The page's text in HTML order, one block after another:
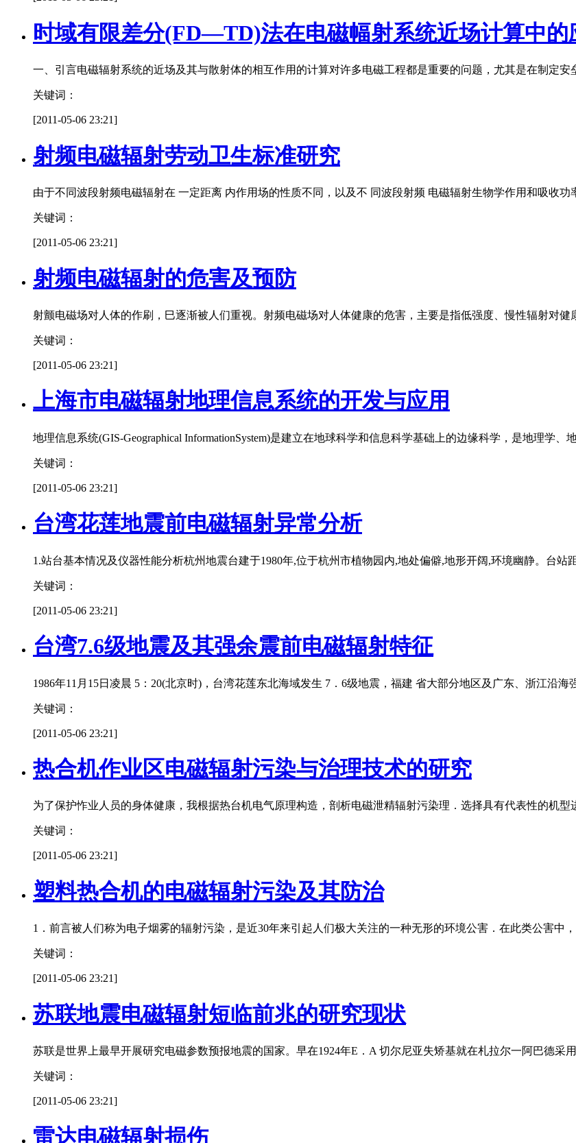
时域有限差分(FD—TD)法在电磁幅射系统近场计算中的
一、引言电磁辐射系统的近场及其与散射体的相互作用的计算对许多电磁工程都是重要的问题，尤其是在制定安
关键词：
[2011-05-06 23:21]
射频电磁辐射劳动卫生标准研究
由于不同波段射频电磁辐射在 一定距离 内作用场的性质不同，以及不 同波段射频 电磁辐射生物学作用和吸收功
关键词：
[2011-05-06 23:21]
射频电磁辐射的危害及预防
射颤电磁场对人体的作刷，巳逐渐被人们重视。射频电磁场对人体健康的危害，主要是指低强度、慢性辐射对健
关键词：
[2011-05-06 23:21]
上海市电磁辐射地理信息系统的开发与应用
地理信息系统(GIS-Geographical InformationSystem)是建立在地球科学和信息科学基础上的边缘科学，是地理学、
关键词：
[2011-05-06 23:21]
台湾花莲地震前电磁辐射异常分析
1.站台基本情况及仪器性能分析杭州地震台建于1980年,位于杭州市植物园内,地处偏僻,地形开阔,环境幽静。台站
关键词：
[2011-05-06 23:21]
台湾7.6级地震及其强余震前电磁辐射特征
1986年11月15日凌晨 5：20(北京时)，台湾花莲东北海域发生 7．6级地震，福建 省大部分地区及广东、浙江沿海
关键词：
[2011-05-06 23:21]
热合机作业区电磁辐射污染与治理技术的研究
为了保护怍业人员的身体健康，我根据热台机电气原理构造，剖析电磁泄精辐射污染理．选择具有代表性的机型
关键词：
[2011-05-06 23:21]
塑料热合机的电磁辐射污染及其防治
1．前言被人们称为电子烟雾的辐射污染，是近30年来引起人们极大关注的一种无形的环境公害．在此类公害中
关键词：
[2011-05-06 23:21]
苏联地震电磁辐射短临前兆的研究现状
苏联是世界上最早开展研究电磁参数预报地震的国家。早在1924年E．A 切尔尼亚失矫基就在札拉尔一阿巴德采
关键词：
[2011-05-06 23:21]
雷达电磁辐射损伤